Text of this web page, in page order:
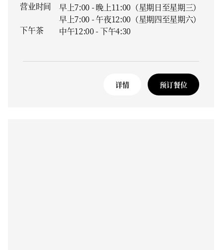
营业时间
早上7:00 - 晚上11:00（星期日至星期三）
早上7:00 - 午夜12:00（星期四至星期六）
下午茶
中午12:00 - 下午4:30
详情 预订餐位